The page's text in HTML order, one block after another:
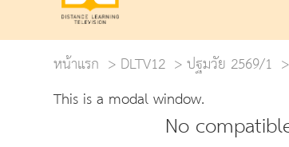
หน้าแรก
DLTV12 ปฐมวัย 2569/1
This is a modal window.
No